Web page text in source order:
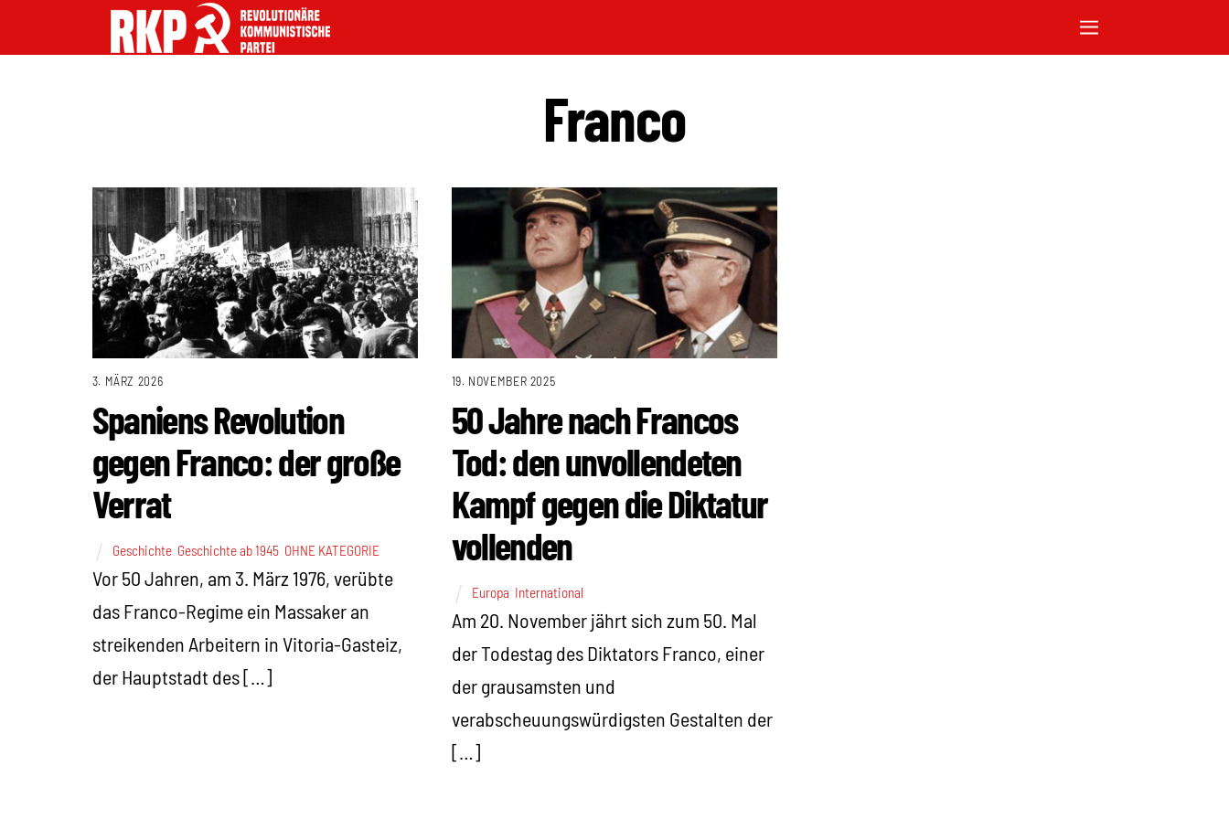
Franco
3. MÄRZ 2026
Spaniens Revolution
gegen Franco: der große
Verrat
Geschichte, Geschichte ab 1945, OHNE KATEGORIE
Vor 50 Jahren, am 3. März 1976, verübte
das Franco-Regime ein Massaker an
streikenden Arbeitern in Vitoria-Gasteiz,
der Hauptstadt des […]
19. NOVEMBER 2025
50 Jahre nach Francos
Tod: den unvollendeten
Kampf gegen die Diktatur
vollenden
Europa International
Am 20. November jährt sich zum 50. Mal
der Todestag des Diktators Franco, einer
der grausamsten und
verabscheuungswürdigsten Gestalten der
[…]